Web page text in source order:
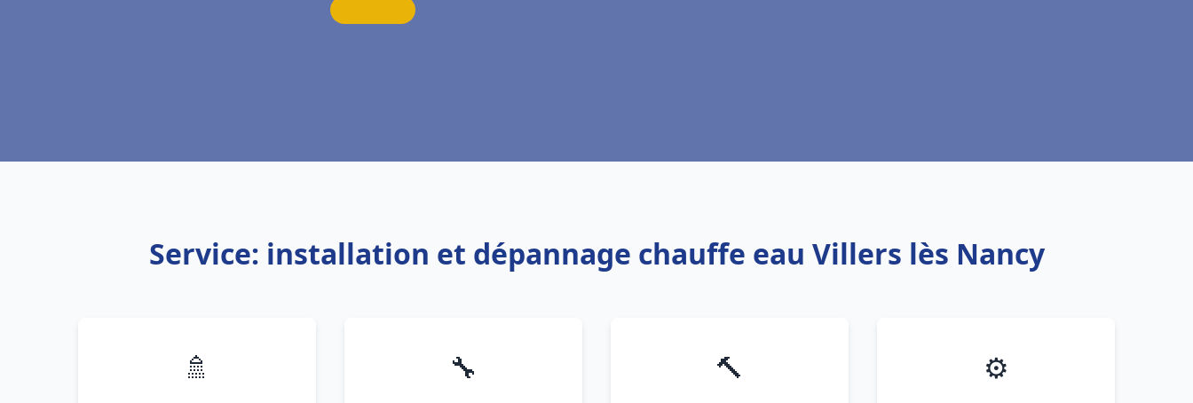
Service: installation et dépannage chauffe eau Villers lès Nancy
🚿 🔧 🔨 ⚙️